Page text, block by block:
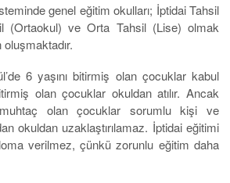
genel eğitim okulları; İptidai Tahsil
(Ortaokul) ve Orta Tahsil (Lise) olmak
6 yaşını bitirmiş olan çocuklar kabul
olan çocuklar okuldan atılır. Ancak
olan çocuklar sorumlu kişi ve
okuldan uzaklaştırılamaz. İptidai eğitimi
verilmez, çünkü zorunlu eğitim daha